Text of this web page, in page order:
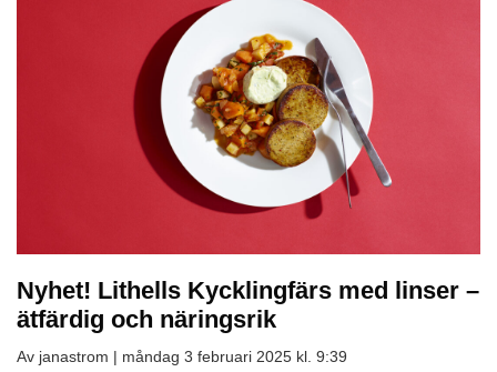
Nyhet! Lithells Kycklingfärs med linser –
ätfärdig och näringsrik
Av janastrom | måndag 3 februari 2025 kl. 9:39